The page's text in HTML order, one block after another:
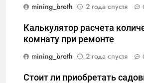
mining_broth
2 года спустя
Калькулятор расчета
комнату при ремонте
mining_broth
2 года спустя
Стоит ли приобретать